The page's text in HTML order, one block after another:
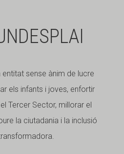
entitat sense ànim de lucre
els infants i joves, enfortir
Tercer Sector, millorar el
la ciutadania i la inclusió